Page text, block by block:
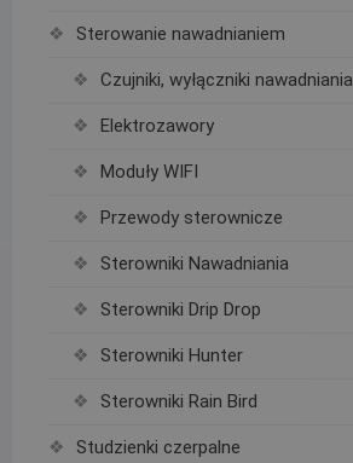
Sterowanie nawadnianiem
Czujniki, wyłączniki nawadniania
Elektrozawory
Moduły WIFI
Przewody sterownicze
Sterowniki Nawadniania
Sterowniki Drip Drop
Sterowniki Hunter
Sterowniki Rain Bird
Studzienki czerpalne